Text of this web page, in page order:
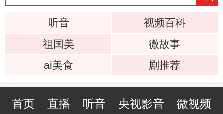
听音
视频百科
祖国美
微故事
ai美食
剧推荐
首页 直播 听音 央视影音 微视频